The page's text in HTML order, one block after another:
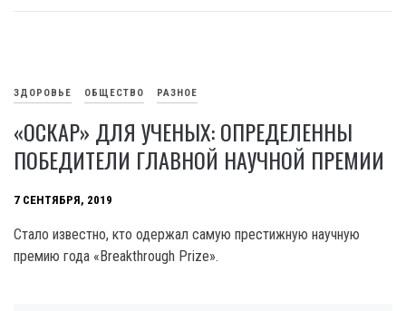
ЗДОРОВЬЕ ОБЩЕСТВО РАЗНОЕ
«ОСКАР» ДЛЯ УЧЕНЫХ: ОПРЕДЕЛЕННЫ
ПОБЕДИТЕЛИ ГЛАВНОЙ НАУЧНОЙ ПРЕМИИ
7 СЕНТЯБРЯ, 2019
Стало известно, кто одержал самую престижную научную
премию года «Breakthrough Prize».